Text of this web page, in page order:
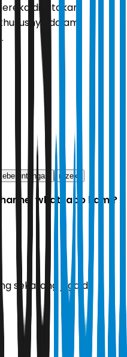
dikatakan
dalam
keberuntungan rezeki
whatsapp kami?
sekarang juga di